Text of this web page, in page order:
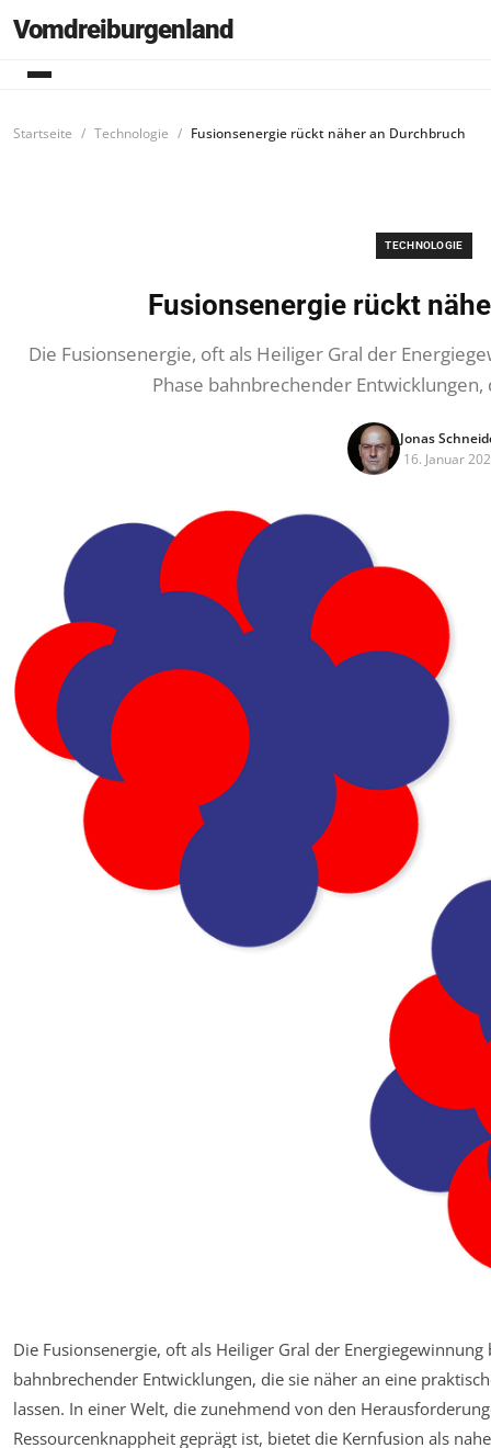
Vomdreiburgenland
Startseite Technologie Fusionsenergie rückt näher an Durchbruch
TECHNOLOGIE
Fusionsenergie rückt
Die Fusionsenergie, oft als Heiliger Gral der
Phase bahnbrechender
Jonas
16. Januar
Die Fusionsenergie, oft als Heiliger Gral der
bahnbrechender Entwicklungen, die sie näher an eine
lassen. In einer Welt, die zunehmend von den
Ressourcenknappheit geprägt ist, bietet die Kernfusion als